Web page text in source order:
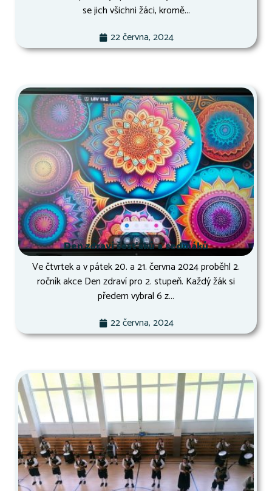
se jich všichni žáci, kromě...
22 června, 2024
Den zdraví šesťáků a sedmáků
Ve čtvrtek a v pátek 20. a 21. června 2024 proběhl 2.
ročník akce Den zdraví pro 2. stupeň. Každý žák si
předem vybral 6 z...
22 června, 2024